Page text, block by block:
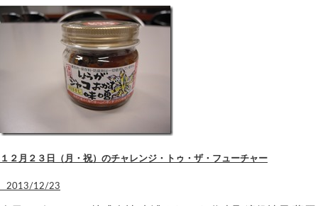
１２月２３日（月・祝）のチャレンジ・トゥ・ザ・フューチャー
2013/12/23